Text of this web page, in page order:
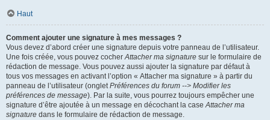
Haut
Comment ajouter une signature à mes messages ?
Vous devez d’abord créer une signature depuis votre panneau de l’utilisateur.
Une fois créée, vous pouvez cocherAttacher ma signature sur le formulaire de
rédaction de message. Vous pouvez aussi ajouter la signature par défaut à
tous vos messages en activant l’option « Attacher ma signature » à partir du
panneau de l’utilisateur (ongletPréférences du forum --> Modifier les
préférences de message). Par la suite, vous pourrez toujours empêcher une
signature d’être ajoutée à un message en décochant la caseAttacher ma
signature dans le formulaire de rédaction de message.